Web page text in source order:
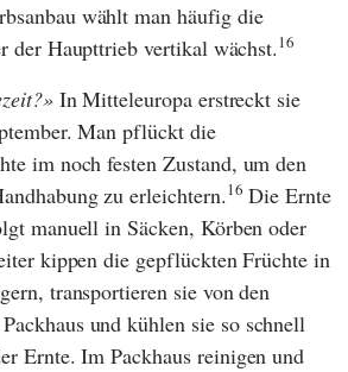
wählt man häufig die
der Haupttrieb vertikal wächst.16
In Mitteleuropa erstreckt sie
Man pflückt die
im noch festen Zustand, um den
zu erleichtern.16 Die Ernte
manuell in Säcken, Körben oder
kippen die gepflückten Früchte in
transportieren sie von den
und kühlen sie so schnell
Ernte. Im Packhaus reinigen und